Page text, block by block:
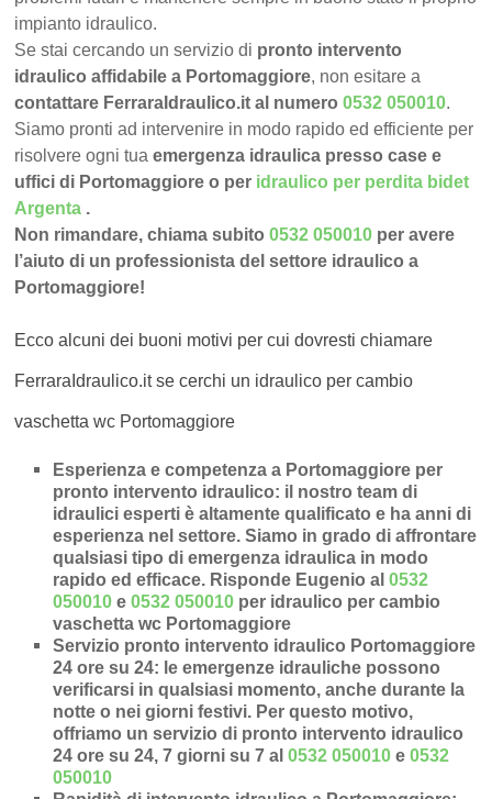
impianto idraulico.
Se stai cercando un servizio di pronto intervento
idraulico affidabile a Portomaggiore, non esitare a
contattare FerraraIdraulico.it al numero0532 050010.
Siamo pronti ad intervenire in modo rapido ed efficiente per
risolvere ogni tuaemergenza idraulica presso case e
uffici di Portomaggiore o per idraulico per perdita bidet
Argenta .
Non rimandare, chiama subito0532 050010 per avere
l’aiuto di un professionista del settore idraulico a
Portomaggiore!
Ecco alcuni dei buoni motivi per cui dovresti chiamare
FerraraIdraulico.it se cerchi un idraulico per cambio
vaschetta wc Portomaggiore
Esperienza e competenza a Portomaggiore per
pronto intervento idraulico: il nostro team di
idraulici esperti è altamente qualificato e ha anni di
esperienza nel settore. Siamo in grado di affrontare
qualsiasi tipo di emergenza idraulica in modo
rapido ed efficace. Risponde Eugenio al0532
050010 e0532 050010 per idraulico per cambio
vaschetta wc Portomaggiore
Servizio pronto intervento idraulico Portomaggiore
24 ore su 24: le emergenze idrauliche possono
verificarsi in qualsiasi momento, anche durante la
notte o nei giorni festivi. Per questo motivo,
offriamo un servizio di pronto intervento idraulico
24 ore su 24, 7 giorni su 7 al0532 050010 e0532
050010